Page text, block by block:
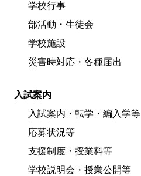
学校行事
部活動・生徒会
学校施設
災害時対応・各種届出
入試案内
入試案内・転学・編入学等
応募状況等
支援制度・授業料等
学校説明会・授業公開等